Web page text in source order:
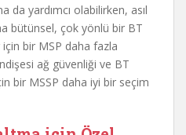
da yardımcı olabilirken, asıl
bütünsel, çok yönlü bir BT
için bir MSP daha fazla
ağ güvenliği ve BT
bir MSSP daha iyi bir seçim